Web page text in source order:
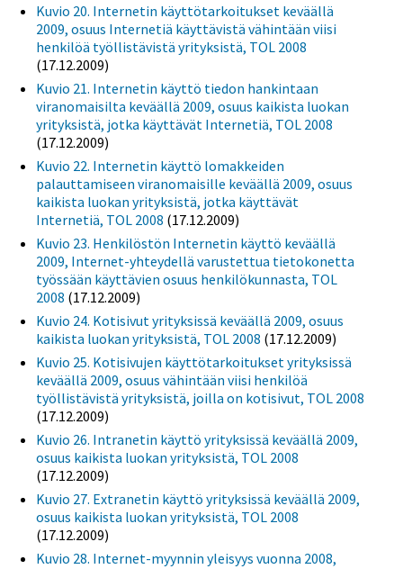
Kuvio 20. Internetin käyttötarkoitukset keväällä
2009, osuus Internetiä käyttävistä vähintään viisi
henkilöä työllistävistä yrityksistä, TOL 2008
(17.12.2009)
Kuvio 21. Internetin käyttö tiedon hankintaan
viranomaisilta keväällä 2009, osuus kaikista luokan
yrityksistä, jotka käyttävät Internetiä, TOL 2008
(17.12.2009)
Kuvio 22. Internetin käyttö lomakkeiden
palauttamiseen viranomaisille keväällä 2009, osuus
kaikista luokan yrityksistä, jotka käyttävät
Internetiä, TOL 2008 (17.12.2009)
Kuvio 23. Henkilöstön Internetin käyttö keväällä
2009, Internet-yhteydellä varustettua tietokonetta
työssään käyttävien osuus henkilökunnasta, TOL
2008 (17.12.2009)
Kuvio 24. Kotisivut yrityksissä keväällä 2009, osuus
kaikista luokan yrityksistä, TOL 2008 (17.12.2009)
Kuvio 25. Kotisivujen käyttötarkoitukset yrityksissä
keväällä 2009, osuus vähintään viisi henkilöä
työllistävistä yrityksistä, joilla on kotisivut, TOL 2008
(17.12.2009)
Kuvio 26. Intranetin käyttö yrityksissä keväällä 2009,
osuus kaikista luokan yrityksistä, TOL 2008
(17.12.2009)
Kuvio 27. Extranetin käyttö yrityksissä keväällä 2009,
osuus kaikista luokan yrityksistä, TOL 2008
(17.12.2009)
Kuvio 28. Internet-myynnin yleisyys vuonna 2008,